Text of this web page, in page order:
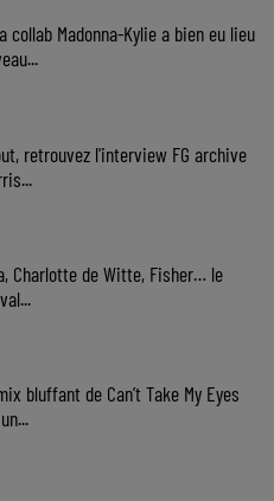
collab Madonna-Kylie a bien eu lieu
retrouvez l'interview FG archive
Charlotte de Witte, Fisher… le
bluffant de Can’t Take My Eyes